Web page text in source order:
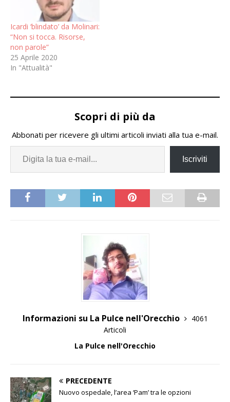
Icardi ‘blindato’ da Molinari:
“Non si tocca. Risorse,
non parole”
25 Aprile 2020
In "Attualità"
Scopri di più da
Abbonati per ricevere gli ultimi articoli inviati alla tua e-mail.
Iscriviti
Informazioni su La Pulce nell'Orecchio
4061
Articoli
La Pulce nell'Orecchio
PRECEDENTE
Nuovo ospedale, l’area ‘Pam’ tra le opzioni